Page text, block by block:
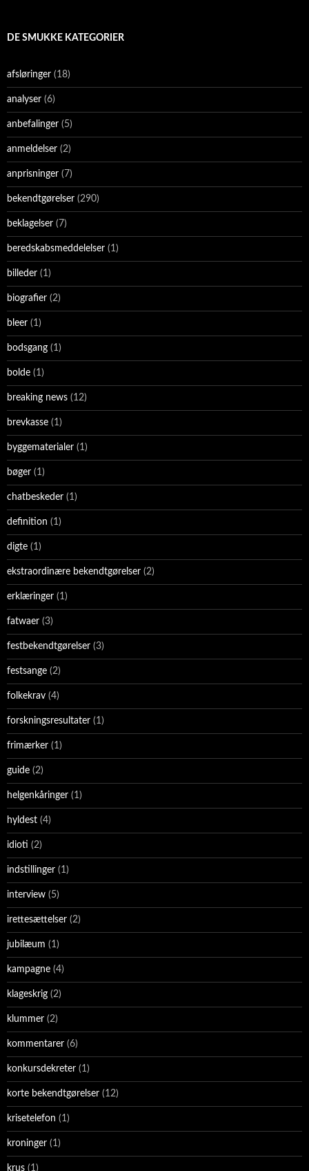
DE SMUKKE KATEGORIER
afsløringer (18)
analyser (6)
anbefalinger (5)
anmeldelser (2)
anprisninger (7)
bekendtgørelser (290)
beklagelser (7)
beredskabsmeddelelser (1)
billeder (1)
biografier (2)
bleer (1)
bodsgang (1)
bolde (1)
breaking news (12)
brevkasse (1)
byggematerialer (1)
bøger (1)
chatbeskeder (1)
definition (1)
digte (1)
ekstraordinære bekendtgørelser (2)
erklæringer (1)
fatwaer (3)
festbekendtgørelser (3)
festsange (2)
folkekrav (4)
forskningsresultater (1)
frimærker (1)
guide (2)
helgenkåringer (1)
hyldest (4)
idioti (2)
indstillinger (1)
interview (5)
irettesættelser (2)
jubilæum (1)
kampagne (4)
klageskrig (2)
klummer (2)
kommentarer (6)
konkursdekreter (1)
korte bekendtgørelser (12)
krisetelefon (1)
kroninger (1)
krus (1)